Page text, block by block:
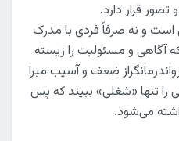
قرار دارد.
است و نه صرفاً فردی با مدرک
آگاهی و مسئولیت را زیسته
ضعف و آسیب مبرا
را تنها «شغلی» ببیند که پس
می‌شود.